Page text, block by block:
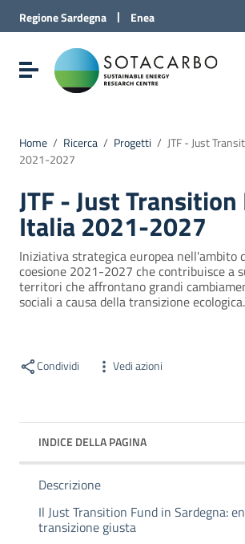
Vai al Contenuto
Vai alla navigazione del sito
Vai al Footer
RegioneSardegna | Enea
Visualizza/nascondi menu di navigazione
Home / Ricerca / Progetti / JTF - Just
2021-2027
JTF - Just
Italia 2021-2027
Iniziativa strategica europea nell'ambito
coesione 2021-2027 che contribuisce a
territori che affrontano grandi
sociali a causa della transizione ecologica.
Condividi Vedi azioni
INDICE DELLA PAGINA
Descrizione
Il Just Transition Fund in Sardegna:
transizione giusta